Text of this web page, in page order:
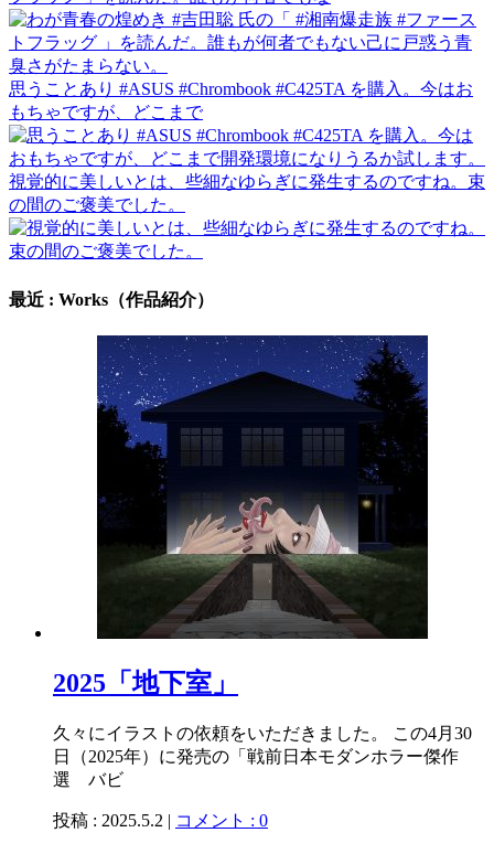
思うことあり #ASUS #Chrombook #C425TA を購入。今はお
もちゃですが、どこまで
視覚的に美しいとは、些細なゆらぎに発生するのですね。束
の間のご褒美でした。
最近 : Works（作品紹介）
2025「地下室」
久々にイラストの依頼をいただきました。 この4月30
日（2025年）に発売の「戦前日本モダンホラー傑作
選 バビ
投稿 : 2025.5.2 | コメント : 0